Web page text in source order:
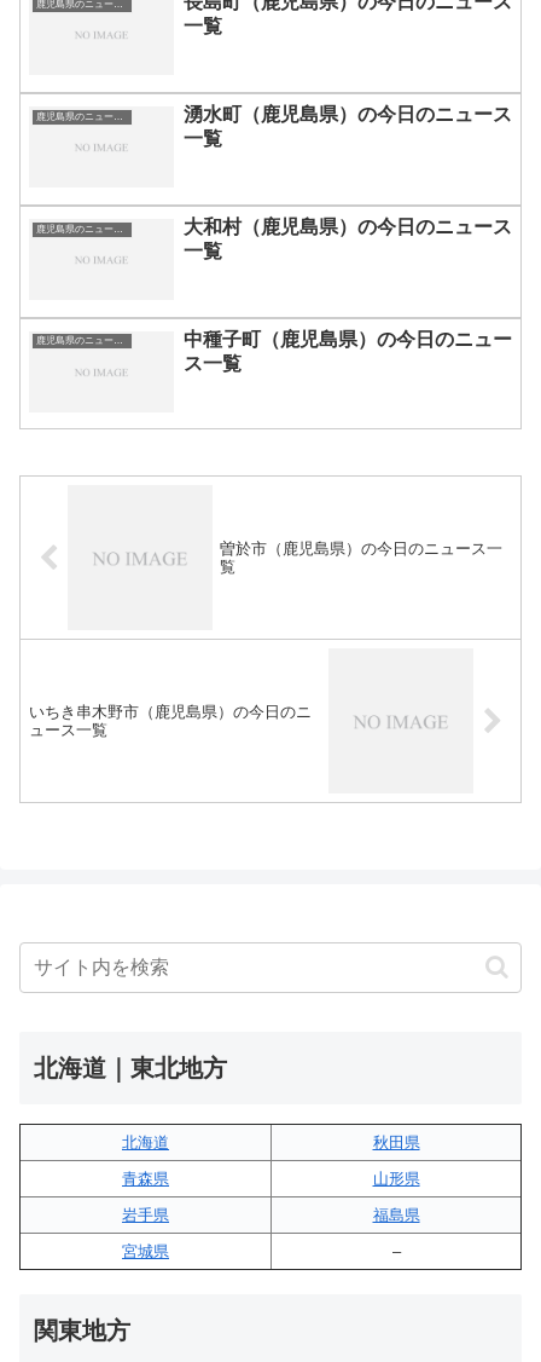
一覧
湧水町（鹿児島県）の今日のニュース
一覧
大和村（鹿児島県）の今日のニュース
一覧
鹿児島県のニュース一覧
中種子町（鹿児島県）の今日のニュー
ス一覧
曽於市（鹿児島県）の今日のニュース一
覧
いちき串木野市（鹿児島県）の今日のニ
ュース一覧
北海道｜東北地方
北海道
秋田県
青森県
山形県
岩手県
福島県
宮城県
–
関東地方